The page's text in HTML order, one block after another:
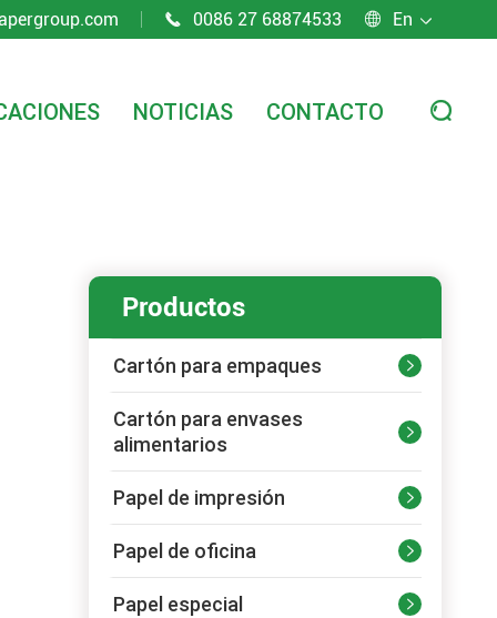
 0086 27 68874533  En 
NOTICIAS CONTACTO 
Productos
Cartón para empaques 
Cartón para envases
alimentarios

Papel de impresión 
Papel de oficina 
Papel especial 